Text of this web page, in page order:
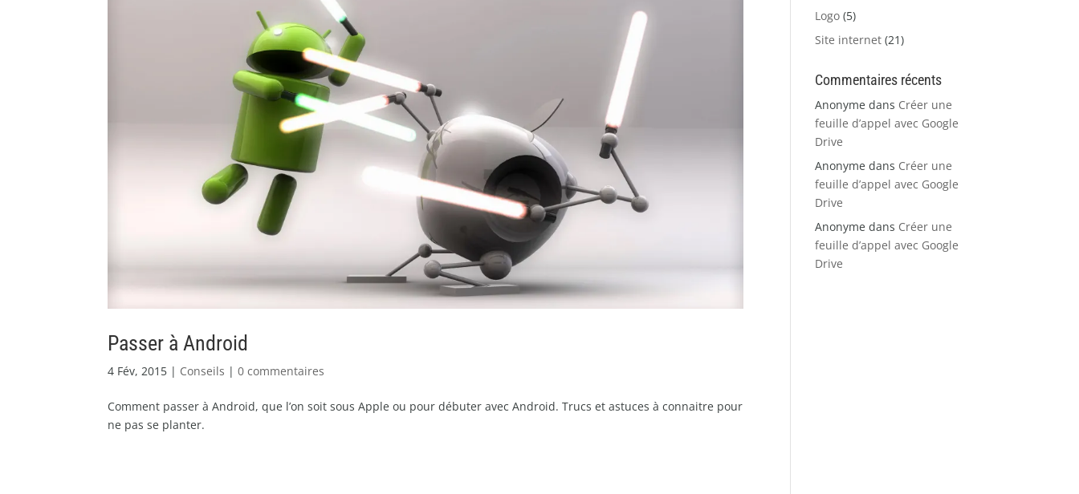
Passer à Android
4 Fév, 2015 | Conseils |0 commentaires
Comment passer à Android, que l’on soit sous Apple ou pour débuter avec Android. Trucs et astuces à connaitre pour
ne pas se planter.
Logo (5)
Site internet (21)
Commentaires récents
Anonyme dans Créer une
feuille d’appel avec Google
Drive
Anonyme dans Créer une
feuille d’appel avec Google
Drive
Anonyme dans Créer une
feuille d’appel avec Google
Drive